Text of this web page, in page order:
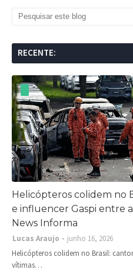
RECENTE:
Helicópteros colidem no
e influencer Gaspi entre
News Informa
Lucas Araujo
junho 16, 2026
Helicópteros colidem no Brasil:
vítimas…